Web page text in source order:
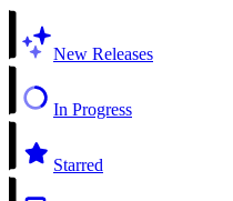
New Releases
In Progress
Starred